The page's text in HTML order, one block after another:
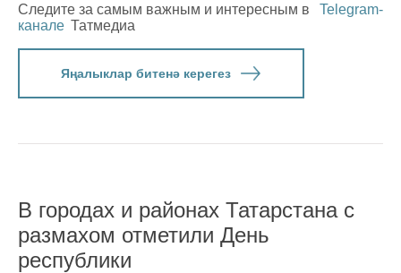
Следите за самым важным и интересным в
Telegram-
канале Татмедиа
Яңалыклар битенә керегез
В городах и районах Татарстана с
размахом отметили День
республики